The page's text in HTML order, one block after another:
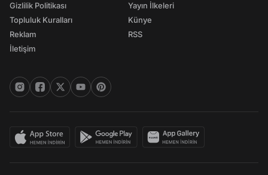
Gizlilik Politikası
Topluluk Kuralları
Reklam
İletişim
Yayın İlkeleri
Künye
RSS